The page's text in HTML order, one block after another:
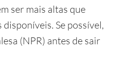
ser mais altas que
Se possível,
(NPR) antes de sair